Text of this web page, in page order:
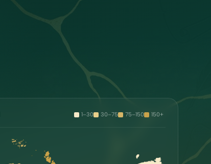
1–30 30–75 75–150 150+